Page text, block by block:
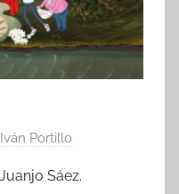
Iván Portillo
Sáez.